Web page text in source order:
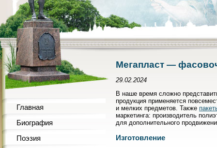
Главная
Биография
Поэзия
Мегапласт —
29.02.2024
В наше время сложно
продукция применяется
и мелких предметов. Также
маркетинга: производитель
для дополнительного
Изготовление